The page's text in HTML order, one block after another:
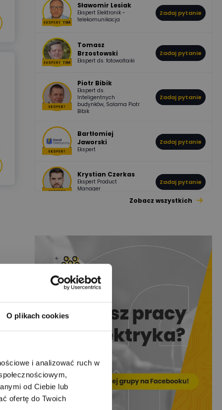
O plikach cookies
i analizować ruch w
od Ciebie lub
ofertę do Twoich
Pawel02 955 374
boss 532 714
DawidZak 796
Odpowiedzi
244
Ocen
Sławomir Lesiak
Ekspert Elektronik -
telekomunikacja
Zadaj pytanie
Tomasz
Brzostowski
Ekspert ds. fotowoltaiki
Zadaj pytanie
Piotr Bibik
Ekspert ds.
Inteligentnych
budynków, Salama Piotr
Bibik
Zadaj pytanie
Bartłomiej
Jaworski
Ekspert
Zadaj pytanie
Krystian Czerkas
Ekspert Product
Manager
Zadaj pytanie
Redakcja
Ekspert ds. prądu Zadaj pytanie
Stelęgowski
Zadaj pytanie
EL-ROJ
Automatyk/Elektryk/Man
Zadaj pytanie
Mariusz Pajkowski Zadaj pytanie
Zobacz wszystkich